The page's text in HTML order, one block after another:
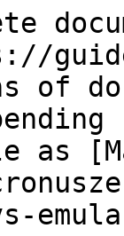
of
as